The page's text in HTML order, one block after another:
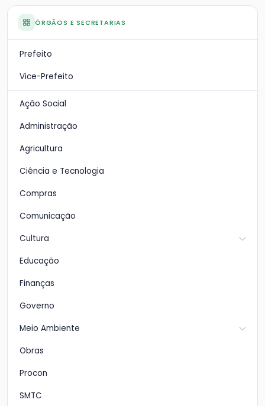
ÓRGÃOS E SECRETARIAS
Prefeito
Vice-Prefeito
Ação Social
Administração
Agricultura
Ciência e Tecnologia
Compras
Comunicação
Cultura
Educação
Finanças
Governo
Meio Ambiente
Obras
Procon
SMTC